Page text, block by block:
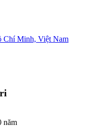
Chí Minh, Việt Nam
năm